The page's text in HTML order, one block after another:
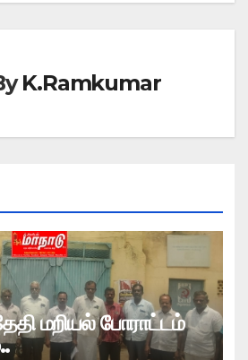
K.Ramkumar
மறியல் போராட்டம்